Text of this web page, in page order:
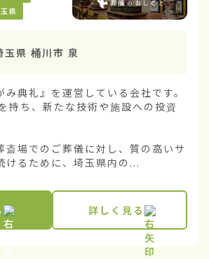
県
玉県 桶川市 泉
典礼』を運営している会社です。
持ち、新たな技術や施設への投資
斎場でのご葬儀に対し、質の高いサ
けるために、埼玉県内の...
詳しく見る